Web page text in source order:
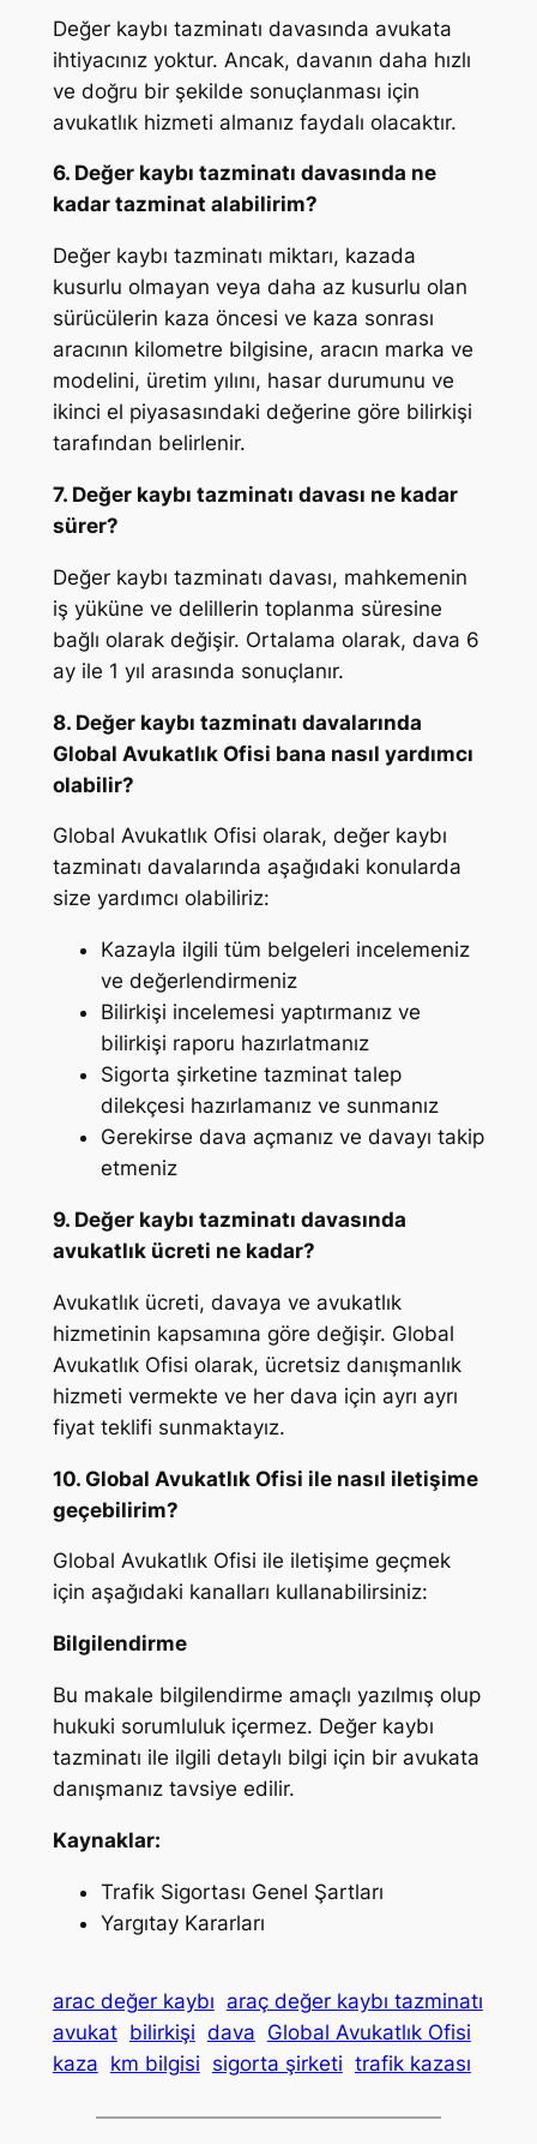
Değer kaybı tazminatı davasında avukata
ihtiyacınız yoktur. Ancak, davanın daha hızlı
ve doğru bir şekilde sonuçlanması için
avukatlık hizmeti almanız faydalı olacaktır.
6. Değer kaybı tazminatı davasında ne
kadar tazminat alabilirim?
Değer kaybı tazminatı miktarı, kazada
kusurlu olmayan veya daha az kusurlu olan
sürücülerin kaza öncesi ve kaza sonrası
aracının kilometre bilgisine, aracın marka ve
modelini, üretim yılını, hasar durumunu ve
ikinci el piyasasındaki değerine göre bilirkişi
tarafından belirlenir.
7. Değer kaybı tazminatı davası ne kadar
sürer?
Değer kaybı tazminatı davası, mahkemenin
iş yüküne ve delillerin toplanma süresine
bağlı olarak değişir. Ortalama olarak, dava 6
ay ile 1 yıl arasında sonuçlanır.
8. Değer kaybı tazminatı davalarında
Global Avukatlık Ofisi bana nasıl yardımcı
olabilir?
Global Avukatlık Ofisi olarak, değer kaybı
tazminatı davalarında aşağıdaki konularda
size yardımcı olabiliriz:
Kazayla ilgili tüm belgeleri incelemeniz
ve değerlendirmeniz
Bilirkişi incelemesi yaptırmanız ve
bilirkişi raporu hazırlatmanız
Sigorta şirketine tazminat talep
dilekçesi hazırlamanız ve sunmanız
Gerekirse dava açmanız ve davayı takip
etmeniz
9. Değer kaybı tazminatı davasında
avukatlık ücreti ne kadar?
Avukatlık ücreti, davaya ve avukatlık
hizmetinin kapsamına göre değişir. Global
Avukatlık Ofisi olarak, ücretsiz danışmanlık
hizmeti vermekte ve her dava için ayrı ayrı
fiyat teklifi sunmaktayız.
10. Global Avukatlık Ofisi ile nasıl iletişime
geçebilirim?
Global Avukatlık Ofisi ile iletişime geçmek
için aşağıdaki kanalları kullanabilirsiniz:
Bilgilendirme
Bu makale bilgilendirme amaçlı yazılmış olup
hukuki sorumluluk içermez. Değer kaybı
tazminatı ile ilgili detaylı bilgi için bir avukata
danışmanız tavsiye edilir.
Kaynaklar:
Trafik Sigortası Genel Şartları
Yargıtay Kararları
arac değer kaybı araç değer kaybı tazminatı
avukat bilirkişi dava Global Avukatlık Ofisi
kaza km bilgisi sigorta şirketi trafik kazası